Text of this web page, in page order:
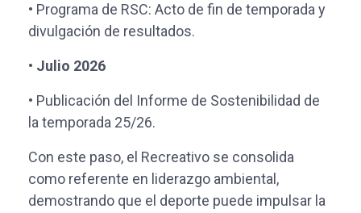
• Programa de RSC: Acto de fin de temporada y
divulgación de resultados.
• Julio 2026
• Publicación del Informe de Sostenibilidad de
la temporada 25/26.
Con este paso, el Recreativo se consolida
como referente en liderazgo ambiental,
demostrando que el deporte puede impulsar la